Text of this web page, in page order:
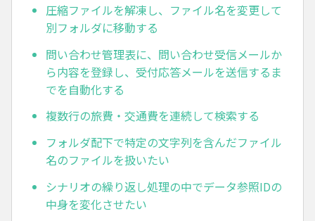
圧縮ファイルを解凍し、ファイル名を変更して
別フォルダに移動する
問い合わせ管理表に、問い合わせ受信メールか
ら内容を登録し、受付応答メールを送信するま
でを自動化する
複数行の旅費・交通費を連続して検索する
フォルダ配下で特定の文字列を含んだファイル
名のファイルを扱いたい
シナリオの繰り返し処理の中でデータ参照IDの
中身を変化させたい